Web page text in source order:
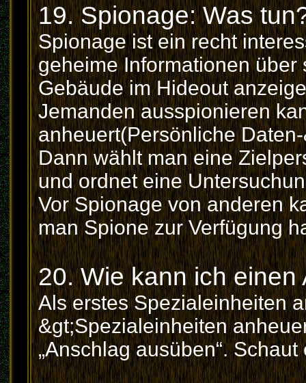
19. Spionage: Was
Spionage ist ein recht
geheime Informationen
Gebäude im Hideout
Jemanden ausspionieren
anheuert(Persönliche
Dann wählt man eine
und ordnet eine
Vor Spionage von anderen
man Spione zur Verfügung
20. Wie kann ich
Als erstes Spezialeinheiten
&gt;Spezialeinheiten
„Anschlag ausüben“.